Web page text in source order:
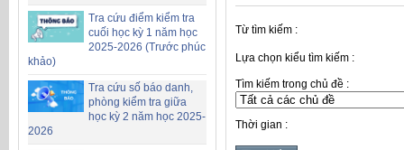
Tra cứu điểm kiểm tra
cuối học kỳ 1 năm học
2025-2026 (Trước phúc
khảo)
Tra cứu số báo danh,
phòng kiểm tra giữa
học kỳ 2 năm học 2025-
2026
Từ tìm kiếm :
Lựa chọn kiểu tìm kiếm :
Tìm kiếm trong chủ đề :
Thời gian :